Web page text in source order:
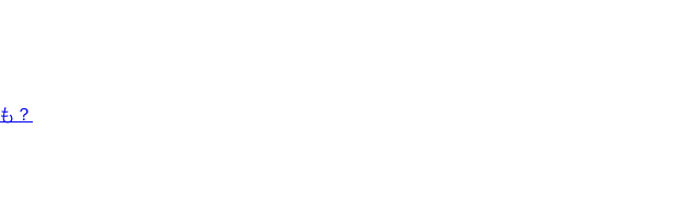
？